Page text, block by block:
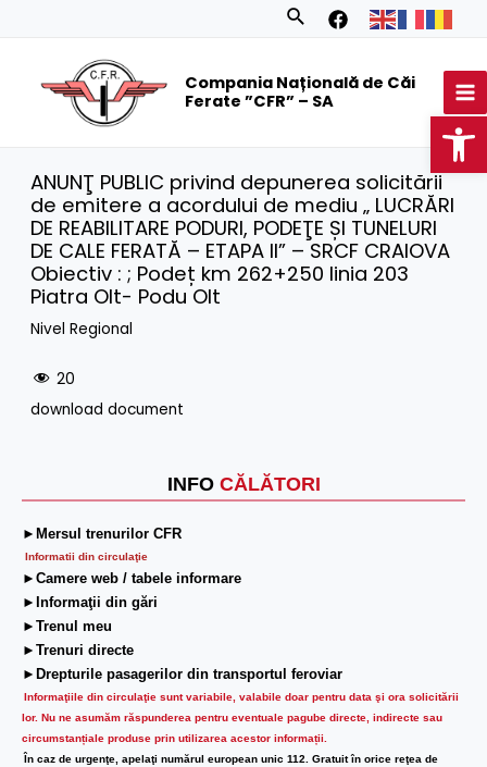
Search
Compania Națională de Căi
Ferate ”CFR” – SA
INFO CĂLĂTORI
►Mersul trenurilor CFR
Informatii din circulaţie
►Camere web / tabele informare
►Informaţii din gări
►Trenul meu
►Trenuri directe
►Drepturile pasagerilor din transportul feroviar
Informaţiile din circulaţie sunt variabile, valabile doar pentru data şi ora solicitării
lor. Nu ne asumăm răspunderea pentru eventuale pagube directe, indirecte sau
circumstanțiale produse prin utilizarea acestor informații.
În caz de urgenţe, apelaţi numărul european unic 112. Gratuit în orice reţea de
ANUNŢ PUBLIC privind depunerea solicitării
de emitere a acordului de mediu „ LUCRĂRI
DE REABILITARE PODURI, PODEŢE ȘI TUNELURI
DE CALE FERATĂ – ETAPA II” – SRCF CRAIOVA
Obiectiv : ; Podeț km 262+250 linia 203
Piatra Olt- Podu Olt
Nivel Regional
20
download document